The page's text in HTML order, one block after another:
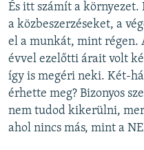
És itt számít a
a közbeszerzéseket, a
el a munkát, mint régen.
évvel ezelőtti árait volt
így is megéri neki. Két-
érhette meg? Bizonyos
nem tudod kikerülni,
ahol nincs más, mint a